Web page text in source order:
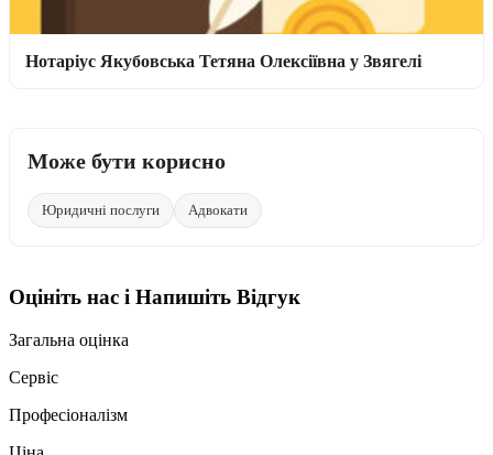
Нотаріус Якубовська Тетяна Олексіївна у Звягелі
Може бути корисно
Юридичні послуги Адвокати
Оцініть нас і Напишіть Відгук
Загальна оцінка
Сервіс
Професіоналізм